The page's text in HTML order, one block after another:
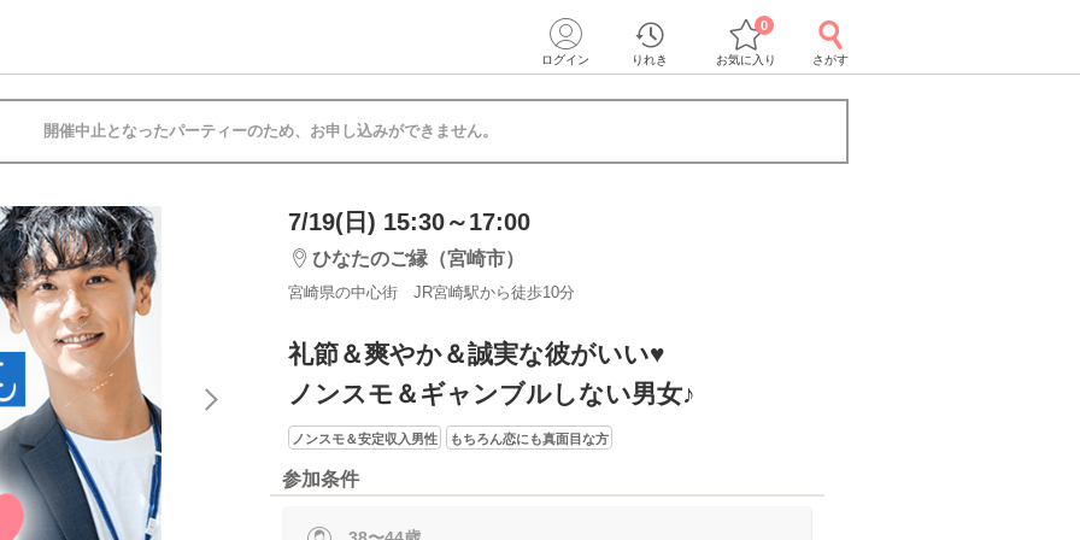
ログイン りれき お気に入り
0
さがす
開催中止となったパーティーのため、お申し込みができません。
7/19(日) 15:30～17:00
ひなたのご縁（宮崎市）
宮崎県の中心街 JR宮崎駅から徒歩10分
礼節＆爽やか＆誠実な彼がいい♥
ノンスモ＆ギャンブルしない男女♪
ノンスモ＆安定収入男性 もちろん恋にも真面目な方
参加条件